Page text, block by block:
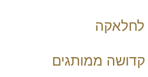
לחלאקה
קדושה ממותגים